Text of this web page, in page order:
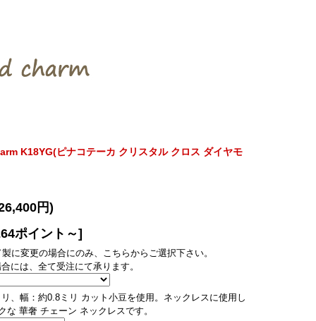
K18YG(ピナコテーカ クリスタル クロス ダイヤモ
円)
ポイント～]
に変更の場合にのみ、こちらからご選択下さい。
には、全て受注にて承ります。
、幅：約0.8ミリ カット小豆を使用。ネックレスに使用し
な 華奢 チェーン ネックレスです。